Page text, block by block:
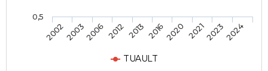
TUAULT
200220032006 2012 2013 20162020 202120232024
0,5